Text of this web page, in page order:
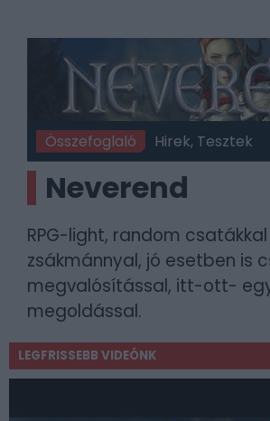
Összefoglaló Hirek, Tesztek
Neverend
RPG-light, random
zsákmánnyal, jó esetben is
megvalósítással, itt-ott-
megoldással.
LEGFRISSEBB VIDEÓNK